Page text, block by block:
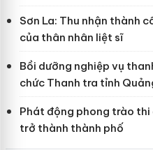
Sơn La: Thu nhận thành
của thân nhân liệt sĩ
Bồi dưỡng nghiệp vụ
chức Thanh tra tỉnh
Phát động phong trào thi
trở thành thành phố